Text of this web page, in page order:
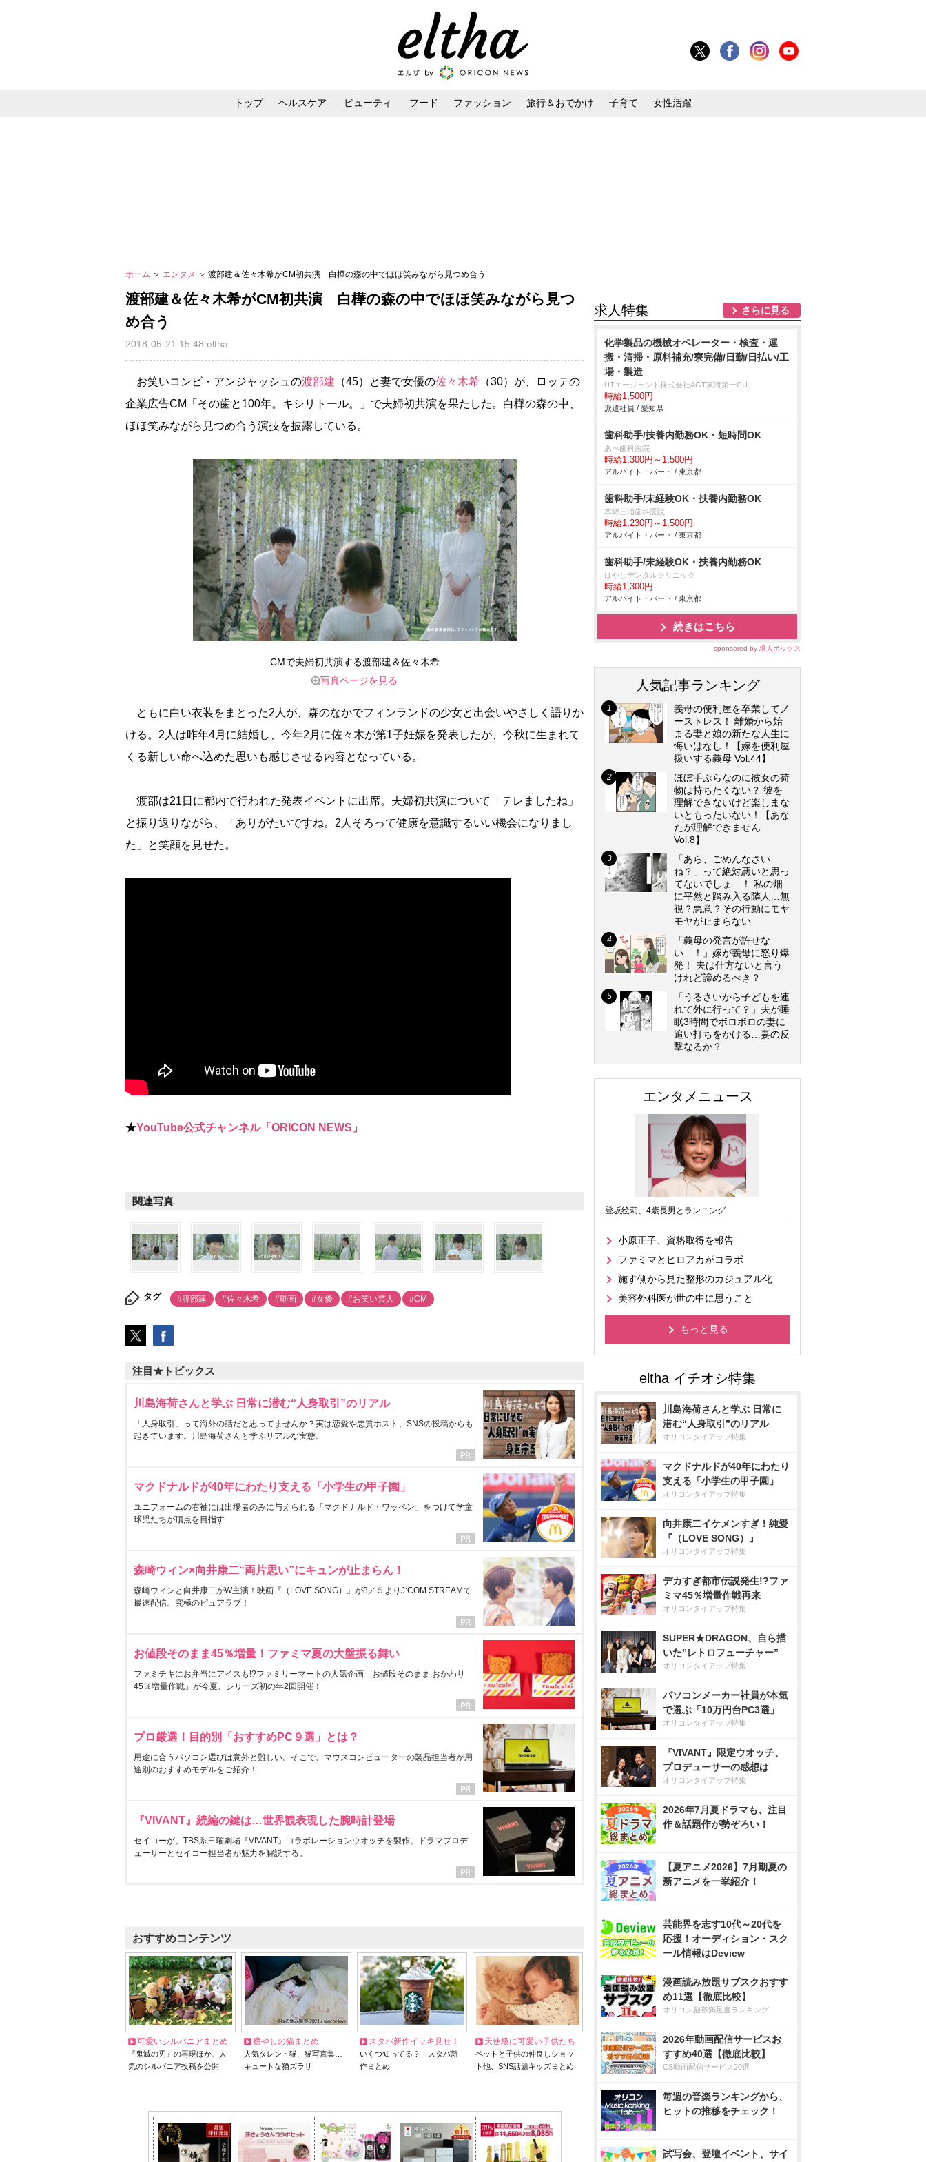
トップ ヘルスケア ビューティ フード ファッション 旅行＆おでかけ 子育て 女性活躍
ホーム ＞ エンタメ ＞ 渡部建＆佐々木希がCM初共演 白樺の森の中でほほ笑みながら見つめ合う
渡部建＆佐々木希がCM初共演 白樺の森の中でほほ笑みながら見つ
め合う
2018-05-21 15:48 eltha
お笑いコンビ・アンジャッシュの渡部建 （45）と妻で女優の佐々木希 （30）が、ロッテの
企業広告CM「その歯と100年。キシリトール。」で夫婦初共演を果たした。白樺の森の中、
ほほ笑みながら見つめ合う演技を披露している。
CMで夫婦初共演する渡部建＆佐々木希
写真ページを見る
ともに白い衣装をまとった2人が、森のなかでフィンランドの少女と出会いやさしく語りか
ける。2人は昨年4月に結婚し、今年2月に佐々木が第1子妊娠を発表したが、今秋に生まれて
くる新しい命へ込めた思いも感じさせる内容となっている。
渡部は21日に都内で行われた発表イベントに出席。夫婦初共演について「テレましたね」
と振り返りながら、「ありがたいですね。2人そろって健康を意識するいい機会になりまし
た」と笑顔を見せた。
★YouTube公式チャンネル「ORICON NEWS」
関連写真
タグ #渡部建 #佐々木希 #動画 #女優 #お笑い芸人 #CM
注目★トピックス
川島海荷さんと学ぶ 日常に潜む“人身取引”のリアル
「人身取引」って海外の話だと思ってませんか？実は恋愛や悪質ホスト、SNSの投稿からも
起きています。川島海荷さんと学ぶリアルな実態。
マクドナルドが40年にわたり支える「小学生の甲子園」
ユニフォームの右袖には出場者のみに与えられる「マクドナルド・ワッペン」をつけて学童
球児たちが頂点を目指す
森崎ウィン×向井康二“両片思い”にキュンが止まらん！
森崎ウィンと向井康二がW主演！映画『（LOVE SONG）』が8／５よりJ:COM STREAMで
最速配信。究極のピュアラブ！
お値段そのまま45％増量！ファミマ夏の大盤振る舞い
ファミチキにお弁当にアイスも!?ファミリーマートの人気企画「お値段そのまま おかわり
45％増量作戦」が今夏、シリーズ初の年2回開催！
プロ厳選！目的別「おすすめPC９選」とは？
用途に合うパソコン選びは意外と難しい。そこで、マウスコンピューターの製品担当者が用
途別のおすすめモデルをご紹介！
『VIVANT』続編の鍵は…世界観表現した腕時計登場
セイコーが、TBS系日曜劇場『VIVANT』コラボレーションウオッチを製作。ドラマプロデ
ューサーとセイコー担当者が魅力を解説する。
おすすめコンテンツ
可愛いシルバニアまとめ
『鬼滅の刃』の再現ほか、人
気のシルバニア投稿を公開
癒やしの猫まとめ
人気タレント猫、猫写真集…
キュートな猫ズラリ
スタバ新作イッキ見せ！
いくつ知ってる？ スタバ新
作まとめ
天使級に可愛い子供たち
ペットと子供の仲良しショッ
ト他、SNS話題キッズまとめ
求人特集 さらに見る
化学製品の機械オペレーター・検査・運
搬・清掃・原料補充/寮完備/日勤/日払い/工
場・製造
UTエージェント株式会社AGT東海第一CU
時給1,500円
派遣社員 / 愛知県
歯科助手/扶養内勤務OK・短時間OK
あべ歯科医院
時給1,300円～1,500円
アルバイト・パート / 東京都
歯科助手/未経験OK・扶養内勤務OK
本郷三浦歯科医院
時給1,230円～1,500円
アルバイト・パート / 東京都
歯科助手/未経験OK・扶養内勤務OK
はやしデンタルクリニック
時給1,300円
アルバイト・パート / 東京都
続きはこちら
sponsored by 求人ボックス
人気記事ランキング
義母の便利屋を卒業してノ
ーストレス！ 離婚から始
まる妻と娘の新たな人生に
悔いはなし！【嫁を便利屋
扱いする義母 Vol.44】
ほぼ手ぶらなのに彼女の荷
物は持ちたくない？ 彼を
理解できないけど楽しまな
いともったいない！【あな
たが理解できません
Vol.8】
「あら、ごめんなさい
ね？」って絶対悪いと思っ
てないでしょ…！ 私の畑
に平然と踏み入る隣人…無
視？悪意？その行動にモヤ
モヤが止まらない
「義母の発言が許せな
い…！」嫁が義母に怒り爆
発！ 夫は仕方ないと言う
けれど諦めるべき？
「うるさいから子どもを連
れて外に行って？」夫が睡
眠3時間でボロボロの妻に
追い打ちをかける…妻の反
撃なるか？
エンタメニュース
登坂絵莉、4歳長男とランニング
小原正子、資格取得を報告
ファミマとヒロアカがコラボ
施す側から見た整形のカジュアル化
美容外科医が世の中に思うこと
もっと見る
川島海荷さんと学ぶ 日常に
潜む“人身取引”のリアル
オリコンタイアップ特集
マクドナルドが40年にわたり
支える「小学生の甲子園」
オリコンタイアップ特集
向井康二イケメンすぎ！純愛
『（LOVE SONG）』
オリコンタイアップ特集
デカすぎ都市伝説発生!?ファ
ミマ45％増量作戦再来
オリコンタイアップ特集
SUPER★DRAGON、自ら描
いた”レトロフューチャー”
オリコンタイアップ特集
パソコンメーカー社員が本気
で選ぶ「10万円台PC3選」
オリコンタイアップ特集
『VIVANT』限定ウオッチ、
プロデューサーの感想は
オリコンタイアップ特集
2026年7月夏ドラマも、注目
作＆話題作が勢ぞろい！
【夏アニメ2026】7月期夏の
新アニメを一挙紹介！
芸能界を志す10代～20代を
応援！オーディション・スク
ール情報はDeview
漫画読み放題サブスクおすす
め11選【徹底比較】
オリコン顧客満足度ランキング
2026年動画配信サービスお
すすめ40選【徹底比較】
CS動画配信サービス20選
毎週の音楽ランキングから、
ヒットの推移をチェック！
試写会、登壇イベント、サイ